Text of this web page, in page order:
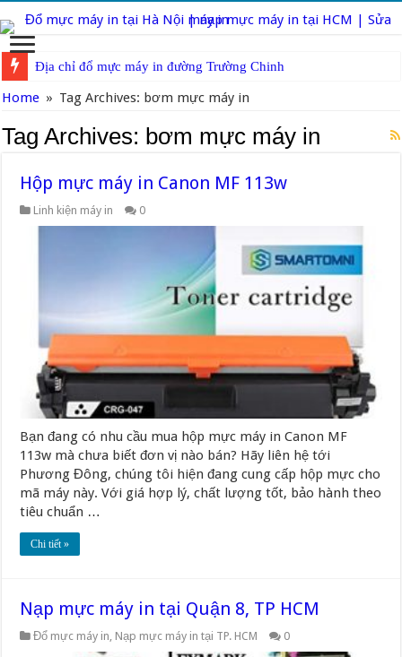
Địa chỉ đổ mực máy in đường Trường Chinh
Sửa máy in tại Chùa Láng
Home » Tag Archives: bơm mực máy in
Tag Archives: bơm mực máy in
Hộp mực máy in Canon MF 113w
Linh kiện máy in 0
Bạn đang có nhu cầu mua hộp mực máy in Canon MF
113w mà chưa biết đơn vị nào bán? Hãy liên hệ tới
Phương Đông, chúng tôi hiện đang cung cấp hộp mực cho
mã máy này. Với giá hợp lý, chất lượng tốt, bảo hành theo
tiêu chuẩn …
Chi tiết »
Nạp mực máy in tại Quận 8, TP HCM
Đổ mực máy in Nạp mực máy in tại TP. HCM 0